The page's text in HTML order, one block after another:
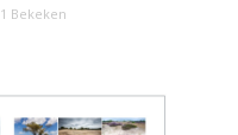
Bekeken